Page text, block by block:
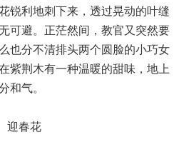
锐利地刺下来，透过晃动的叶缝
可避。正茫然间，教官又突然要
也分不清排头两个圆脸的小巧女
紫荆木有一种温暖的甜味，地上
和气。
迎春花